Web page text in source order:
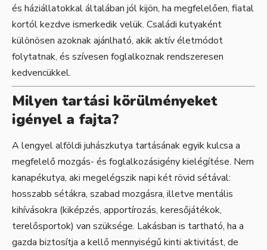
és háziállatokkal általában jól kijön, ha megfelelően, fiatal
kortól kezdve ismerkedik velük. Családi kutyaként
különösen azoknak ajánlható, akik aktív életmódot
folytatnak, és szívesen foglalkoznak rendszeresen
kedvencükkel.
Milyen tartási körülményeket
igényel a fajta?
A lengyel alföldi juhászkutya tartásának egyik kulcsa a
megfelelő mozgás- és foglalkozásigény kielégítése. Nem
kanapékutya, aki megelégszik napi két rövid sétával:
hosszabb sétákra, szabad mozgásra, illetve mentális
kihívásokra (kiképzés, apportírozás, keresőjátékok,
terelősportok) van szüksége. Lakásban is tartható, ha a
gazda biztosítja a kellő mennyiségű kinti aktivitást, de